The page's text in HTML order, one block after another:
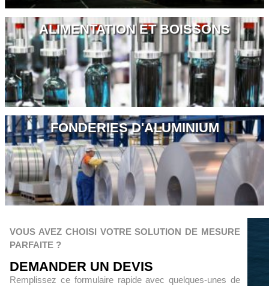
ALIMENTATION ET BOISSONS
FONDERIES D'ALUMINIUM
VOUS AVEZ CHOISI VOTRE SOLUTION DE MESURE
PARFAITE ?
DEMANDER UN DEVIS
Remplissez ce formulaire rapide avec quelques-unes de